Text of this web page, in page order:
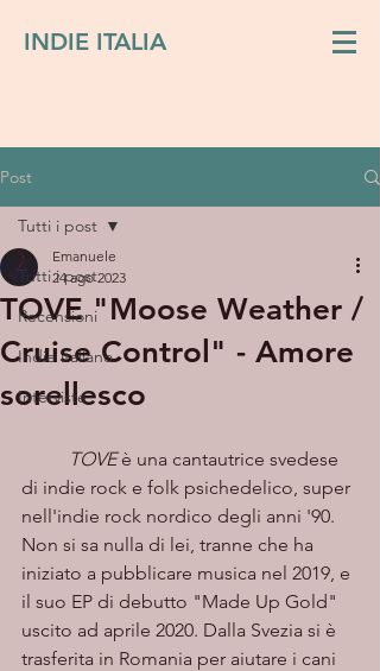
INDIE ITALIA
Post
Tutti i post
Recensioni
Indie italiano
Interviste
Tutti i post
TOVE "Moose Weather /
Cruise Control" - Amore
sorellesco
Emanuele
24 ago 2023
TOVE è una cantautrice svedese
di indie rock e folk psichedelico, super
nell'indie rock nordico degli anni '90.
Non si sa nulla di lei, tranne che ha
iniziato a pubblicare musica nel 2019, e
il suo EP di debutto "Made Up Gold"
uscito ad aprile 2020. Dalla Svezia si è
trasferita in Romania per aiutare i cani